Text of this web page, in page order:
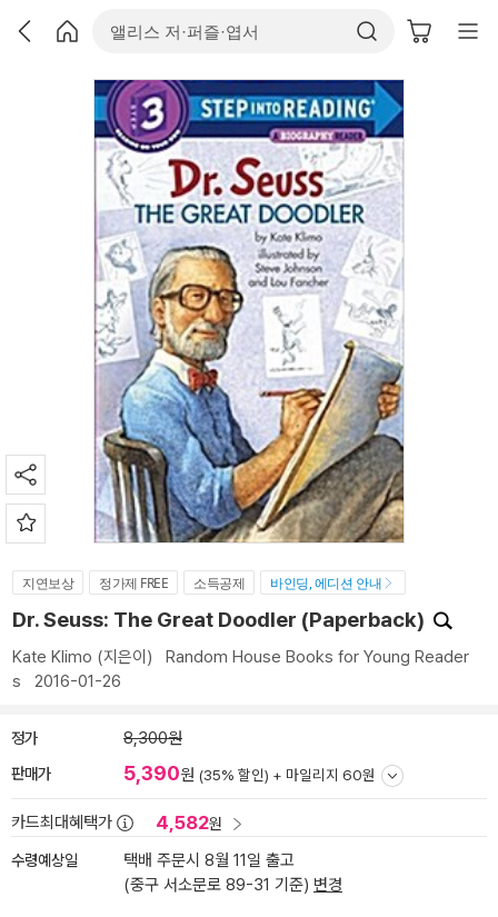
지연보상 정가제 FREE 소득공제 바인딩, 에디션 안내
Dr. Seuss: The Great Doodler (Paperback)
Kate Klimo (지은이) Random House Books for Young Reader
s 2016-01-26
정가 8,300원
판매가 5,390원 (35% 할인) + 마일리지 60원
카드최대혜택가 4,582원
수령예상일
택배 주문시 8월 11일 출고
(중구 서소문로 89-31 기준) 변경